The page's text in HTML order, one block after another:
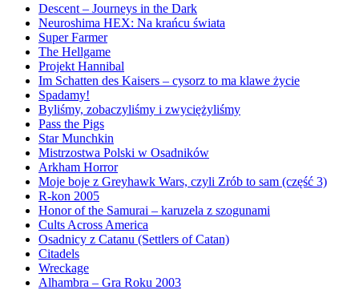
Descent – Journeys in the Dark
Neuroshima HEX: Na krańcu świata
Super Farmer
The Hellgame
Projekt Hannibal
Im Schatten des Kaisers – cysorz to ma klawe życie
Spadamy!
Byliśmy, zobaczyliśmy i zwyciężyliśmy
Pass the Pigs
Star Munchkin
Mistrzostwa Polski w Osadników
Arkham Horror
Moje boje z Greyhawk Wars, czyli Zrób to sam (część 3)
R-kon 2005
Honor of the Samurai – karuzela z szogunami
Cults Across America
Osadnicy z Catanu (Settlers of Catan)
Citadels
Wreckage
Alhambra – Gra Roku 2003